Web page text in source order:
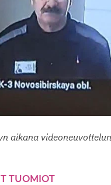
aikana
TUOMIOT